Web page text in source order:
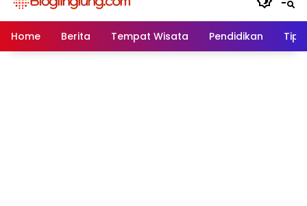
Home Berita Tempat Wisata Pendidikan